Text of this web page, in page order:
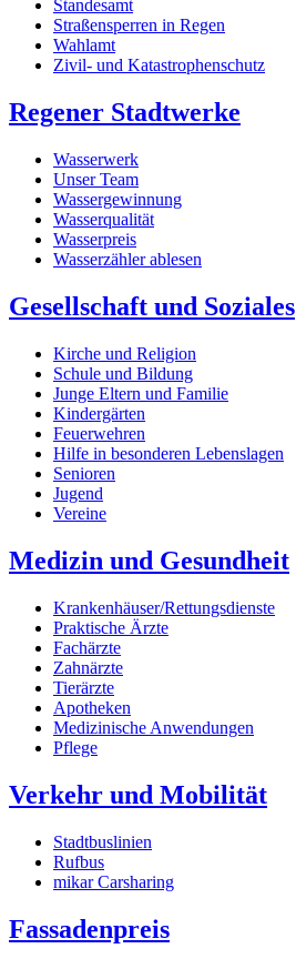
Standesamt
Straßensperren in Regen
Wahlamt
Zivil- und Katastrophenschutz
Regener Stadtwerke
Wasserwerk
Unser Team
Wassergewinnung
Wasserqualität
Wasserpreis
Wasserzähler ablesen
Gesellschaft und Soziales
Kirche und Religion
Schule und Bildung
Junge Eltern und Familie
Kindergärten
Feuerwehren
Hilfe in besonderen Lebenslagen
Senioren
Jugend
Vereine
Medizin und Gesundheit
Krankenhäuser/Rettungsdienste
Praktische Ärzte
Fachärzte
Zahnärzte
Tierärzte
Apotheken
Medizinische Anwendungen
Pflege
Verkehr und Mobilität
Stadtbuslinien
Rufbus
mikar Carsharing
Fassadenpreis